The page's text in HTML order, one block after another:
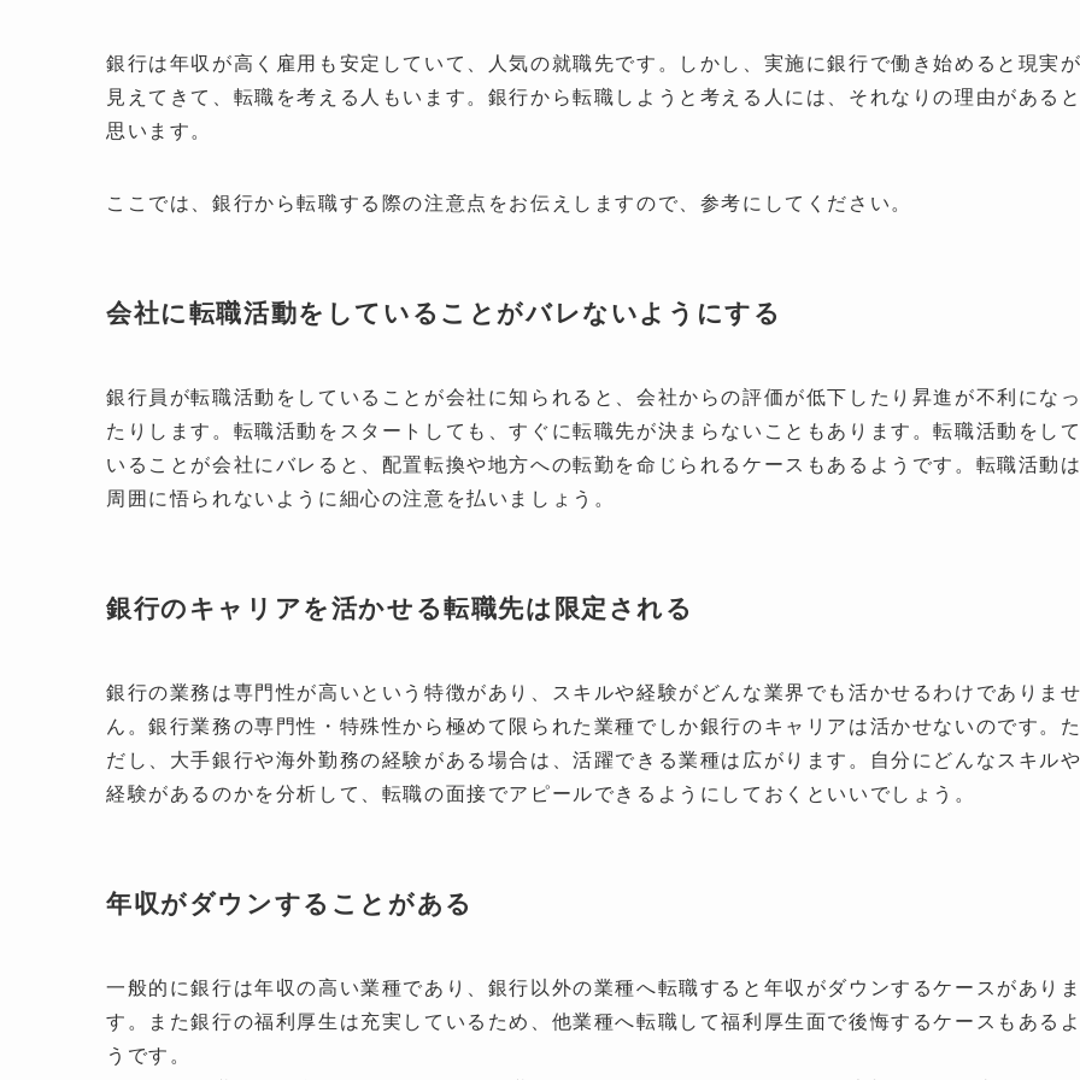
銀行は年収が高く雇用も安定していて、人気の就職先です。しかし、実施に銀行で働き始めると現実が
見えてきて、転職を考える人もいます。銀行から転職しようと考える人には、それなりの理由があると
思います。
ここでは、銀行から転職する際の注意点をお伝えしますので、参考にしてください。
会社に転職活動をしていることがバレないようにする
銀行員が転職活動をしていることが会社に知られると、会社からの評価が低下したり昇進が不利になっ
たりします。転職活動をスタートしても、すぐに転職先が決まらないこともあります。転職活動をして
いることが会社にバレると、配置転換や地方への転勤を命じられるケースもあるようです。転職活動は
周囲に悟られないように細心の注意を払いましょう。
銀行のキャリアを活かせる転職先は限定される
銀行の業務は専門性が高いという特徴があり、スキルや経験がどんな業界でも活かせるわけでありませ
ん。銀行業務の専門性・特殊性から極めて限られた業種でしか銀行のキャリアは活かせないのです。た
だし、大手銀行や海外勤務の経験がある場合は、活躍できる業種は広がります。自分にどんなスキルや
経験があるのかを分析して、転職の面接でアピールできるようにしておくといいでしょう。
年収がダウンすることがある
一般的に銀行は年収の高い業種であり、銀行以外の業種へ転職すると年収がダウンするケースがありま
す。また銀行の福利厚生は充実しているため、他業種へ転職して福利厚生面で後悔するケースもあるよ
うです。